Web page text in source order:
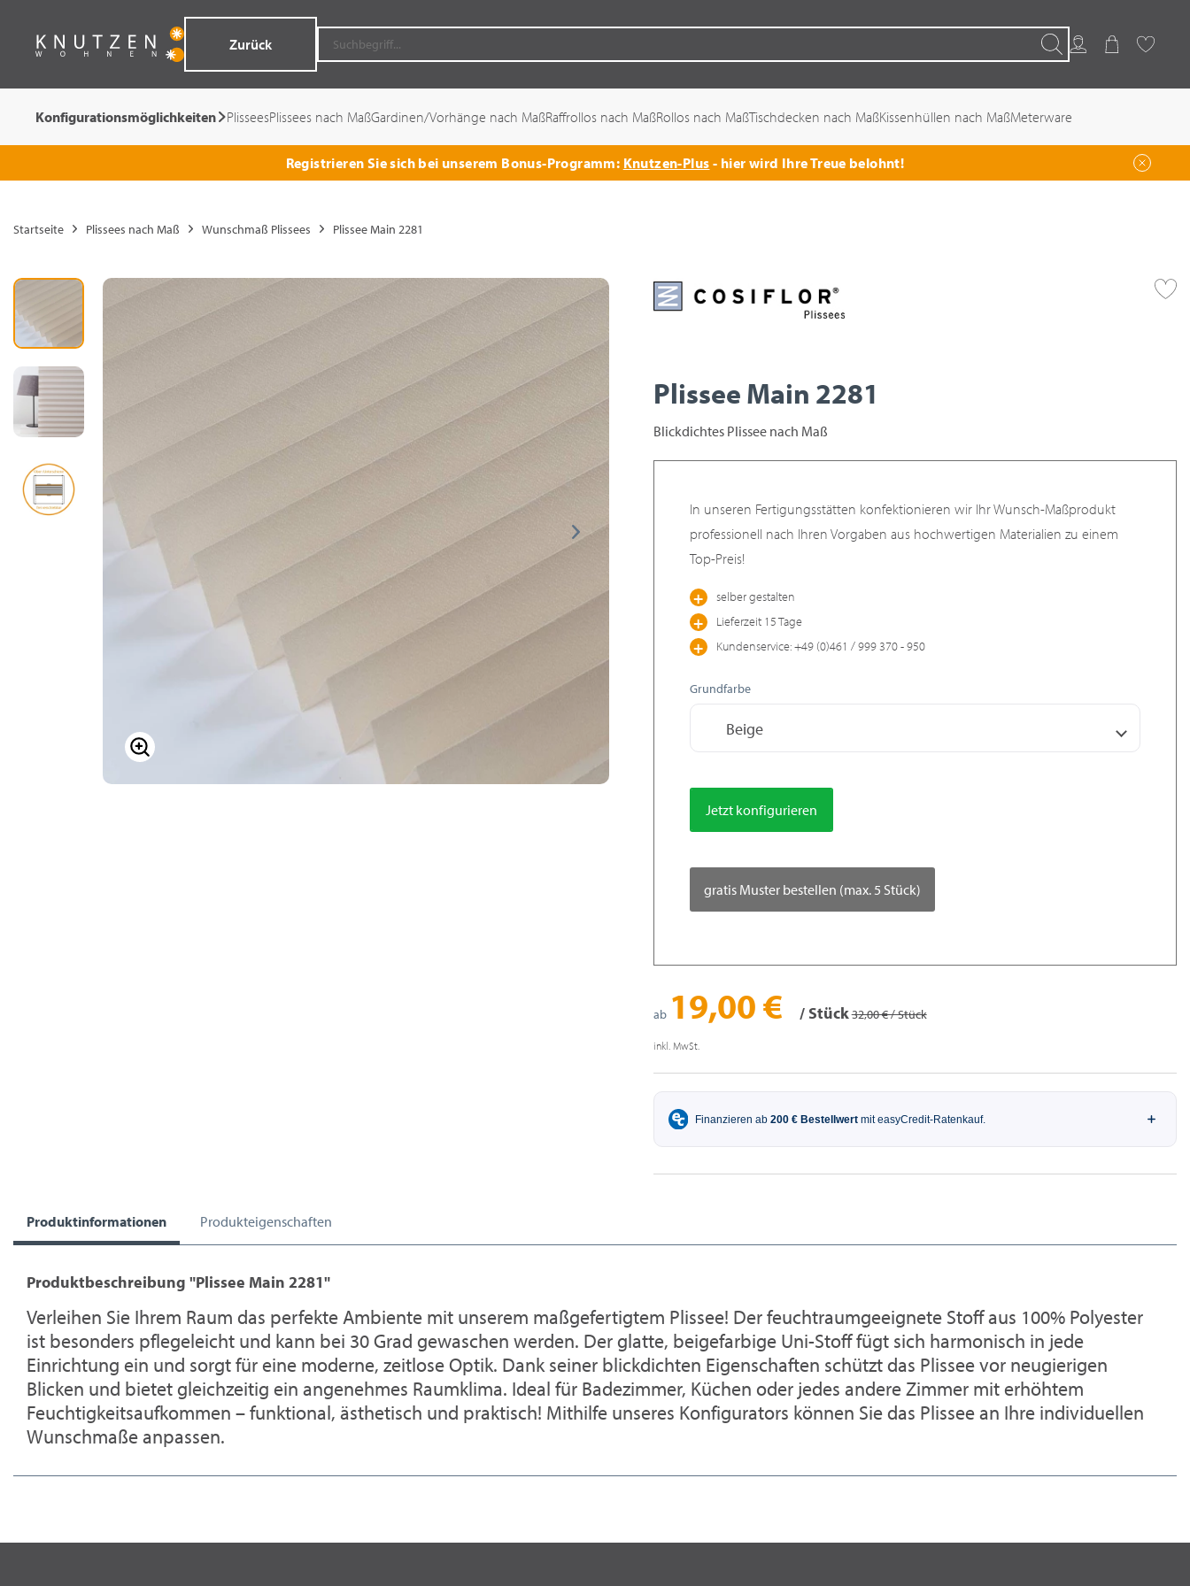
Zurück SuchenKundenkonto
WarenkorbFavoriten
Konfigurationsmöglichkeiten PlisseesPlissees nach MaßGardinen/Vorhänge nach MaßRaffrollos nach MaßRollos nach MaßTischdecken nach MaßKissenhüllen nach MaßMeterware
Registrieren Sie sich bei unserem Bonus-Programm: Knutzen-Plus - hier wird Ihre Treue belohnt!
Startseite Plissees nach Maß Wunschmaß Plissees Plissee Main 2281
Plissee Main 2281
Blickdichtes Plissee nach Maß
In unseren Fertigungsstätten konfektionieren wir Ihr Wunsch-Maßprodukt
professionell nach Ihren Vorgaben aus hochwertigen Materialien zu einem
Top-Preis!
selber gestalten
Lieferzeit 15 Tage
Kundenservice: +49 (0)461 / 999 370 - 950
Grundfarbe
Beige
Jetzt konfigurieren
gratis Muster bestellen (max. 5 Stück)
ab 19,00 € / Stück32,00 € / Stück
inkl. MwSt.
Produktinformationen Produkteigenschaften
Produktbeschreibung "Plissee Main 2281"
Verleihen Sie Ihrem Raum das perfekte Ambiente mit unserem maßgefertigtem Plissee! Der feuchtraumgeeignete Stoff aus 100% Polyester
ist besonders pflegeleicht und kann bei 30 Grad gewaschen werden. Der glatte, beigefarbige Uni-Stoff fügt sich harmonisch in jede
Einrichtung ein und sorgt für eine moderne, zeitlose Optik. Dank seiner blickdichten Eigenschaften schützt das Plissee vor neugierigen
Blicken und bietet gleichzeitig ein angenehmes Raumklima. Ideal für Badezimmer, Küchen oder jedes andere Zimmer mit erhöhtem
Feuchtigkeitsaufkommen – funktional, ästhetisch und praktisch! Mithilfe unseres Konfigurators können Sie das Plissee an Ihre individuellen
Wunschmaße anpassen.